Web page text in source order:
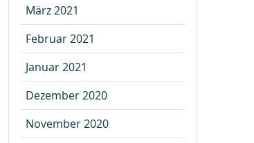
März 2021
Februar 2021
Januar 2021
Dezember 2020
November 2020